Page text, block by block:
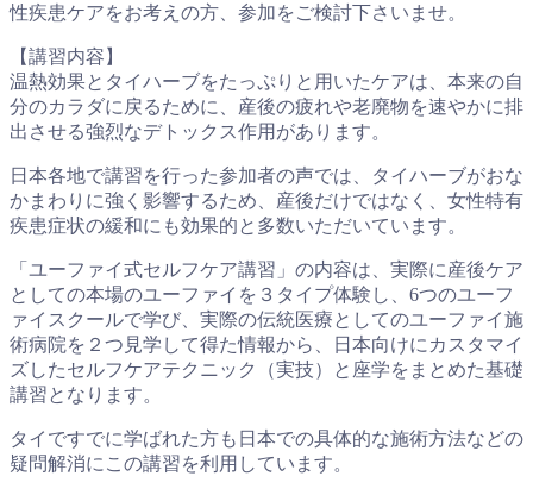
性疾患ケアをお考えの方、参加をご検討下さいませ。
【講習内容】
温熱効果とタイハーブをたっぷりと用いたケアは、本来の自
分のカラダに戻るために、産後の疲れや老廃物を速やかに排
出させる強烈なデトックス作用があります。
日本各地で講習を行った参加者の声では、タイハーブがおな
かまわりに強く影響するため、産後だけではなく、女性特有
疾患症状の緩和にも効果的と多数いただいています。
「ユーファイ式セルフケア講習」の内容は、実際に産後ケア
としての本場のユーファイを３タイプ体験し、6つのユーフ
ァイスクールで学び、実際の伝統医療としてのユーファイ施
術病院を２つ見学して得た情報から、日本向けにカスタマイ
ズしたセルフケアテクニック（実技）と座学をまとめた基礎
講習となります。
タイですでに学ばれた方も日本での具体的な施術方法などの
疑問解消にこの講習を利用しています。